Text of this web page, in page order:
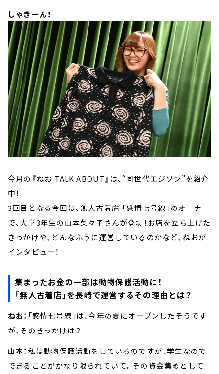
しゃきーん！
今月の『ねお TALK ABOUT』は、“同世代エジソン”を紹介
中！
3回目となる今回は、無人古着店 「感情七号線」のオーナー
で、大学3年生の山本菜々子さんが登場！お店を立ち上げた
きっかけや、どんなふうに運営しているのかなど、ねおが
インタビュー！
集まったお金の一部は動物保護活動に！
「無人古着店」を長崎で運営するその理由とは？
ねお： 「感情七号線」は、今年の夏にオープンしたそうです
が、そのきっかけは？
山本：私は動物保護活動をしているのですが、学生なので
できることがかなり限られていて。その資金集めとして